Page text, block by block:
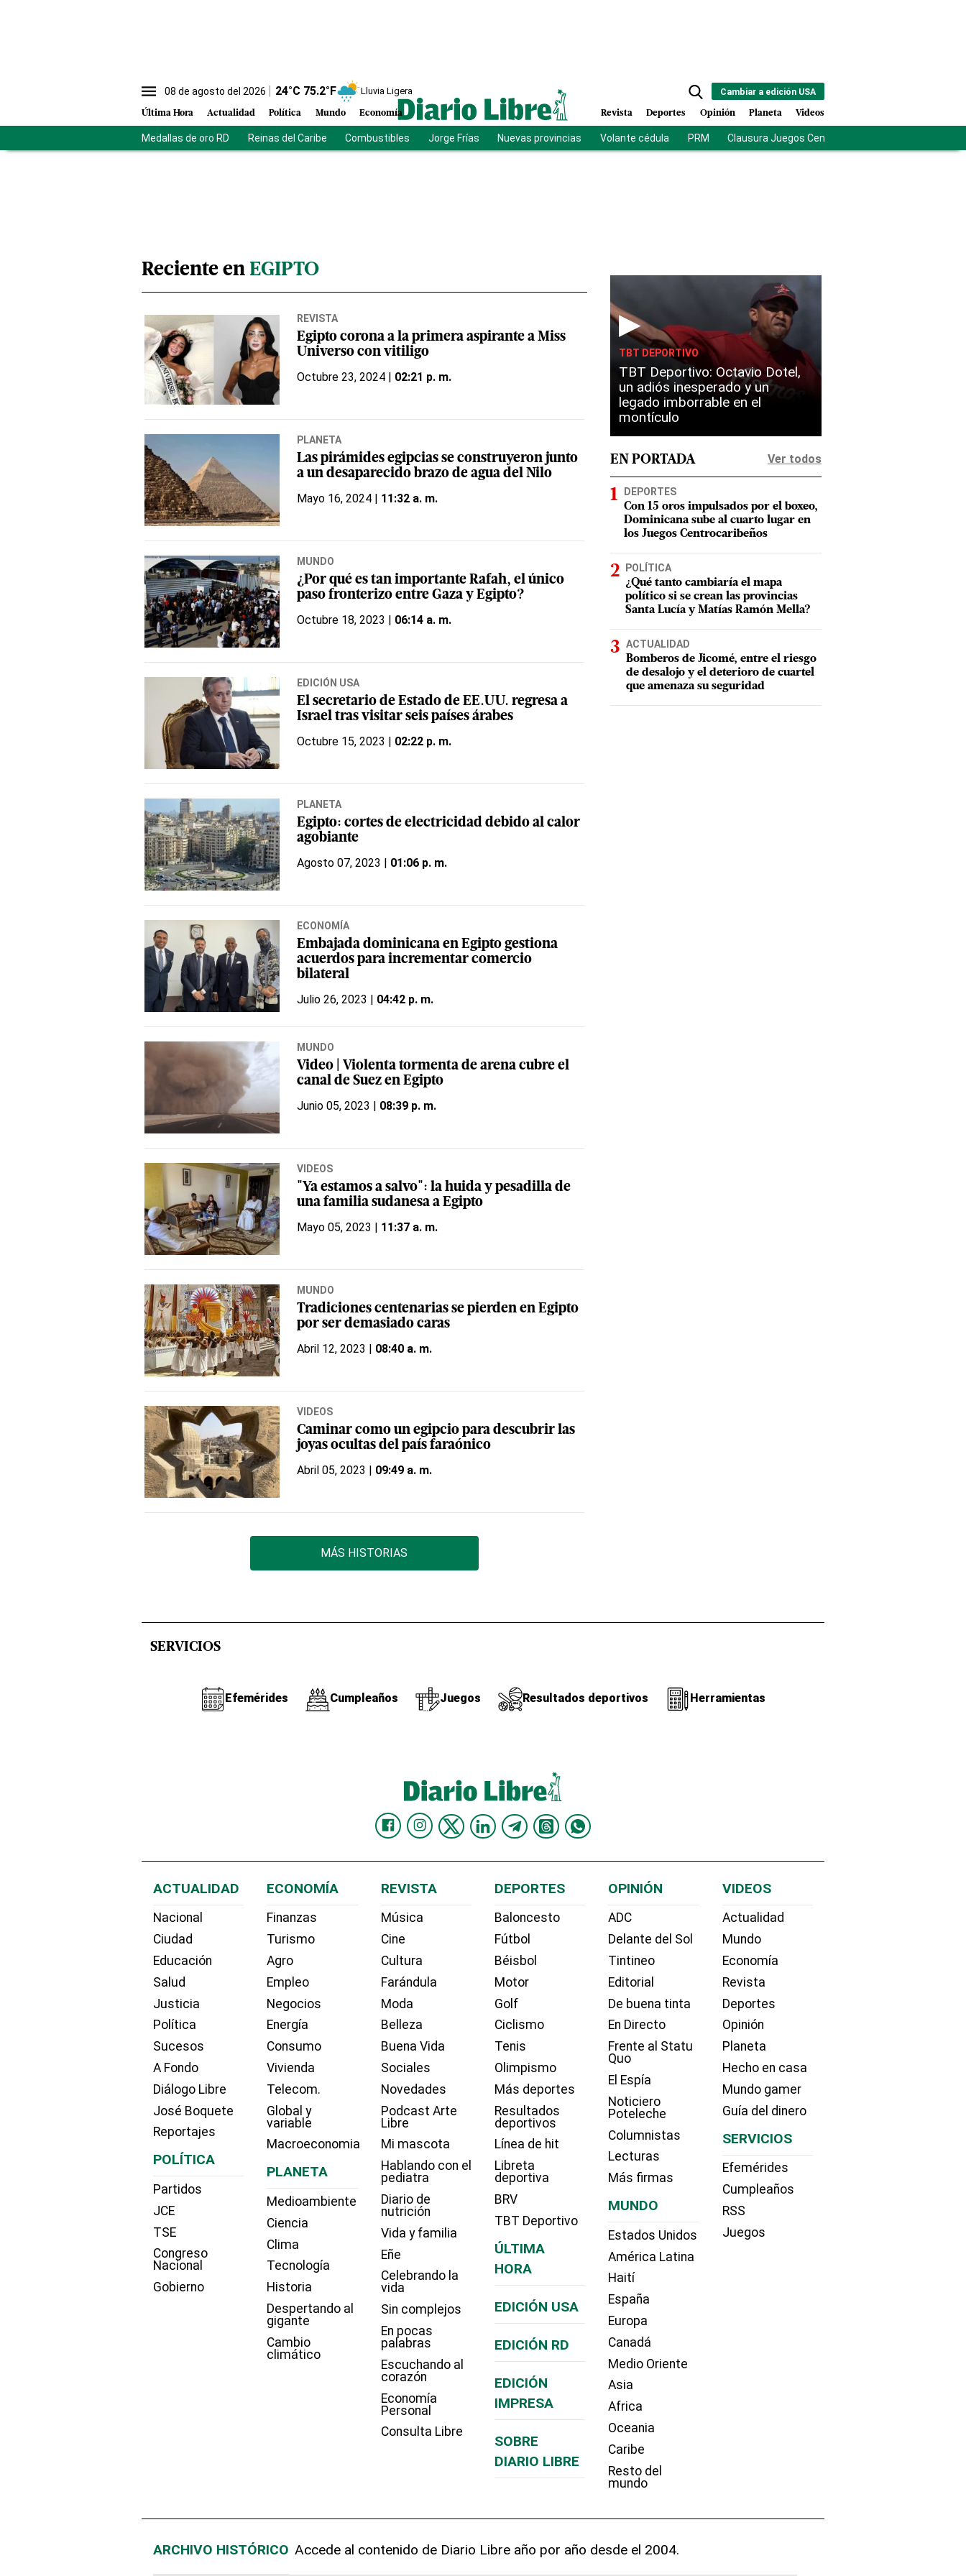
08 de agosto del 2026 24°C 75.2°F Lluvia Ligera
Última Hora Actualidad Política Mundo Economía
Cambiar a edición USA
Revista Deportes Opinión Planeta Videos
Medallas de oro RD Reinas del Caribe Combustibles Jorge Frías Nuevas provincias Volante cédula PRM Clausura Juegos Centroamericanos
Reciente en EGIPTO
REVISTA
Egipto corona a la primera aspirante a Miss
Universo con vitiligo
Octubre 23, 2024 | 02:21 p. m.
PLANETA
Las pirámides egipcias se construyeron junto
a un desaparecido brazo de agua del Nilo
Mayo 16, 2024 | 11:32 a. m.
MUNDO
¿Por qué es tan importante Rafah, el único
paso fronterizo entre Gaza y Egipto?
Octubre 18, 2023 | 06:14 a. m.
EDICIÓN USA
El secretario de Estado de EE.UU. regresa a
Israel tras visitar seis países árabes
Octubre 15, 2023 | 02:22 p. m.
PLANETA
Egipto: cortes de electricidad debido al calor
agobiante
Agosto 07, 2023 | 01:06 p. m.
ECONOMÍA
Embajada dominicana en Egipto gestiona
acuerdos para incrementar comercio
bilateral
Julio 26, 2023 | 04:42 p. m.
MUNDO
Video | Violenta tormenta de arena cubre el
canal de Suez en Egipto
Junio 05, 2023 | 08:39 p. m.
VIDEOS
"Ya estamos a salvo": la huida y pesadilla de
una familia sudanesa a Egipto
Mayo 05, 2023 | 11:37 a. m.
MUNDO
Tradiciones centenarias se pierden en Egipto
por ser demasiado caras
Abril 12, 2023 | 08:40 a. m.
VIDEOS
Caminar como un egipcio para descubrir las
joyas ocultas del país faraónico
Abril 05, 2023 | 09:49 a. m.
MÁS HISTORIAS
▶
TBT DEPORTIVO
TBT Deportivo: Octavio Dotel,
un adiós inesperado y un
legado imborrable en el
montículo
EN PORTADA Ver todos
DEPORTES
Con 15 oros impulsados por el boxeo,
Dominicana sube al cuarto lugar en
los Juegos Centrocaribeños
POLÍTICA
¿Qué tanto cambiaría el mapa
político si se crean las provincias
Santa Lucía y Matías Ramón Mella?
ACTUALIDAD
Bomberos de Jicomé, entre el riesgo
de desalojo y el deterioro de cuartel
que amenaza su seguridad
SERVICIOS
Efemérides Cumpleaños Juegos Resultados deportivos Herramientas
ACTUALIDAD
Nacional
Ciudad
Educación
Salud
Justicia
Política
Sucesos
A Fondo
Diálogo Libre
José Boquete
Reportajes
POLÍTICA
Partidos
JCE
TSE
Congreso
Nacional
Gobierno
ECONOMÍA
Finanzas
Turismo
Agro
Empleo
Negocios
Energía
Consumo
Vivienda
Telecom.
Global y
variable
Macroeconomia
PLANETA
Medioambiente
Ciencia
Clima
Tecnología
Historia
Despertando al
gigante
Cambio
climático
REVISTA
Música
Cine
Cultura
Farándula
Moda
Belleza
Buena Vida
Sociales
Novedades
Podcast Arte
Libre
Mi mascota
Hablando con el
pediatra
Diario de
nutrición
Vida y familia
Eñe
Celebrando la
vida
Sin complejos
En pocas
palabras
Escuchando al
corazón
Economía
Personal
Consulta Libre
DEPORTES
Baloncesto
Fútbol
Béisbol
Motor
Golf
Ciclismo
Tenis
Olimpismo
Más deportes
Resultados
deportivos
Línea de hit
Libreta
deportiva
BRV
TBT Deportivo
ÚLTIMA
HORA
EDICIÓN USA
EDICIÓN RD
EDICIÓN
IMPRESA
SOBRE
DIARIO LIBRE
OPINIÓN
ADC
Delante del Sol
Tintineo
Editorial
De buena tinta
En Directo
Frente al Statu
Quo
El Espía
Noticiero
Poteleche
Columnistas
Lecturas
Más firmas
MUNDO
Estados Unidos
América Latina
Haití
España
Europa
Canadá
Medio Oriente
Asia
Africa
Oceania
Caribe
Resto del
mundo
VIDEOS
Actualidad
Mundo
Economía
Revista
Deportes
Opinión
Planeta
Hecho en casa
Mundo gamer
Guía del dinero
SERVICIOS
Efemérides
Cumpleaños
RSS
Juegos
ARCHIVO HISTÓRICO Accede al contenido de Diario Libre año por año desde el 2004.